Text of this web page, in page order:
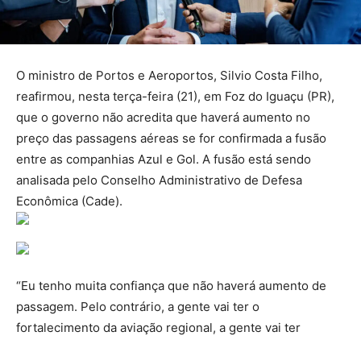
O ministro de Portos e Aeroportos, Silvio Costa Filho,
reafirmou, nesta terça-feira (21), em Foz do Iguaçu (PR),
que o governo não acredita que haverá aumento no
preço das passagens aéreas se for confirmada a fusão
entre as companhias Azul e Gol. A fusão está sendo
analisada pelo Conselho Administrativo de Defesa
Econômica (Cade).
“Eu tenho muita confiança que não haverá aumento de
passagem. Pelo contrário, a gente vai ter o
fortalecimento da aviação regional, a gente vai ter